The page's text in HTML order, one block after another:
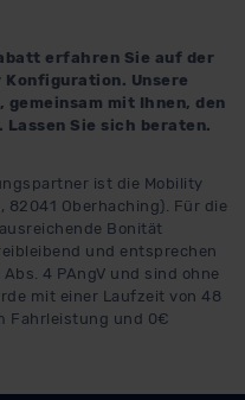
erfahren Sie auf der
Konfiguration. Unsere
mit Ihnen, den
Sie sich beraten.
ist die Mobility
82041 Oberhaching). Für die
Bonität
und entsprechen
4 PAngV und sind ohne
mit einer Laufzeit von 48
Fahrleistung und 0€